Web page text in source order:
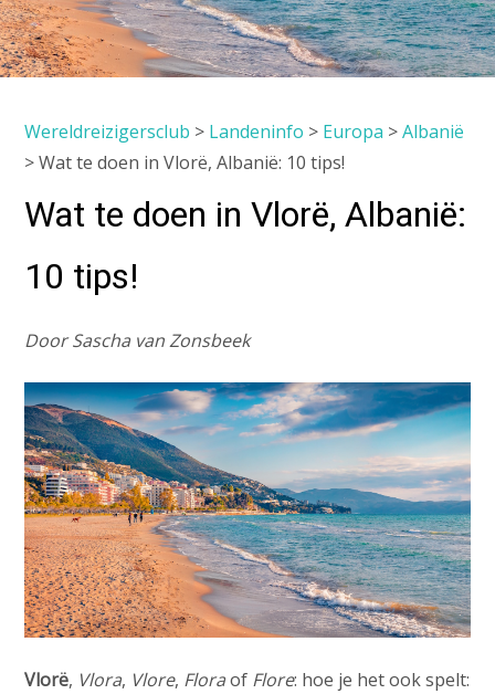
Wereldreizigersclub > Landeninfo > Europa >Albanië
>Wat te doen in Vlorë, Albanië: 10 tips!
Wat te doen in Vlorë, Albanië:
10 tips!
Door Sascha van Zonsbeek
Vlorë, Vlora, Vlore, Floraof Flore: hoe je het ook spelt: